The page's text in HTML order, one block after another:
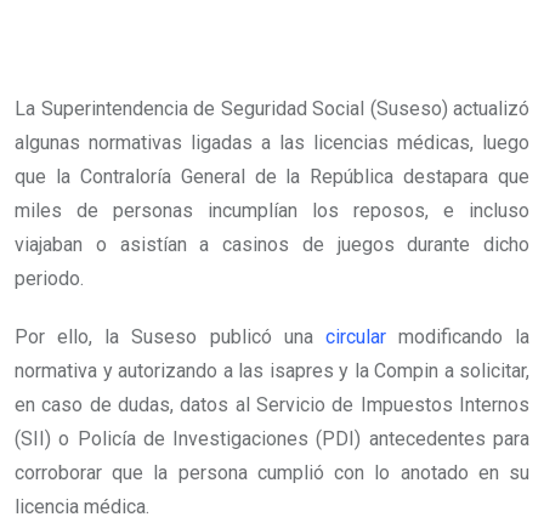
La Superintendencia de Seguridad Social (Suseso) actualizó
algunas normativas ligadas a las licencias médicas, luego
que la Contraloría General de la República destapara que
miles de personas incumplían los reposos, e incluso
viajaban o asistían a casinos de juegos durante dicho
periodo.
Por ello, la Suseso publicó una circularmodificando la
normativa y autorizando a las isapres y la Compin a solicitar,
en caso de dudas, datos al Servicio de Impuestos Internos
(SII) o Policía de Investigaciones (PDI) antecedentes para
corroborar que la persona cumplió con lo anotado en su
licencia médica.